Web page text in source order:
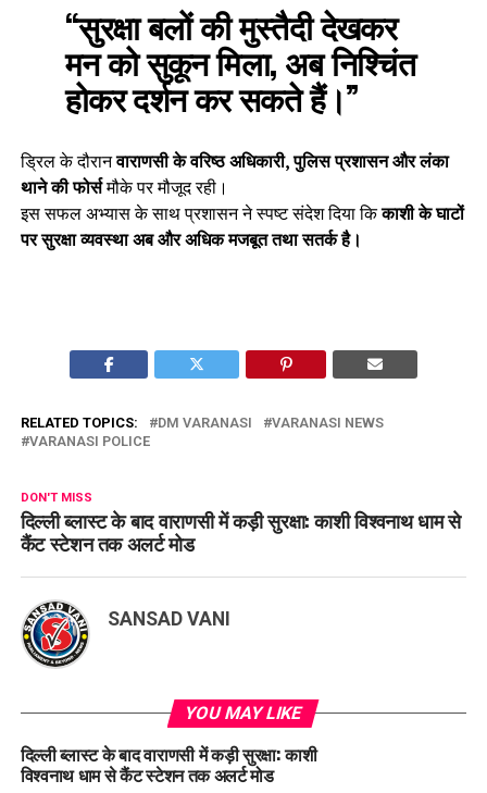
“सुरक्षा बलों की मुस्तैदी देखकर
मन को सुकून मिला, अब निश्चिंत
होकर दर्शन कर सकते हैं।”
ड्रिल के दौरानवाराणसी के वरिष्ठ अधिकारी, पुलिस प्रशासन और लंका
थाने की फोर्समौके पर मौजूद रही।
इस सफल अभ्यास के साथ प्रशासन ने स्पष्ट संदेश दिया किकाशी के घाटों
पर सुरक्षा व्यवस्था अब और अधिक मजबूत तथा सतर्क है।
RELATED TOPICS: DM VARANASI
VARANASI NEWS
VARANASI POLICE
DON'T MISS
दिल्ली ब्लास्ट के बाद वाराणसी में कड़ी सुरक्षा: काशी विश्वनाथ धाम से
कैंट स्टेशन तक अलर्ट मोड
SANSAD VANI
YOU MAY LIKE
दिल्ली ब्लास्ट के बाद वाराणसी में कड़ी सुरक्षा: काशी
विश्वनाथ धाम से कैंट स्टेशन तक अलर्ट मोड